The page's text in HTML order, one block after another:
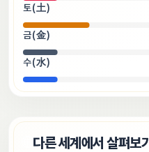
토(土)
금(金)
수(水)
다른 세계에서 살펴보기